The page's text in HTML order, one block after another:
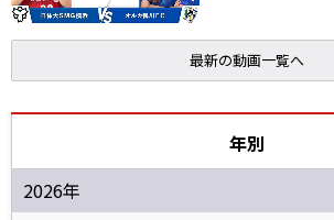
最新の動画一覧へ
年別
2026年